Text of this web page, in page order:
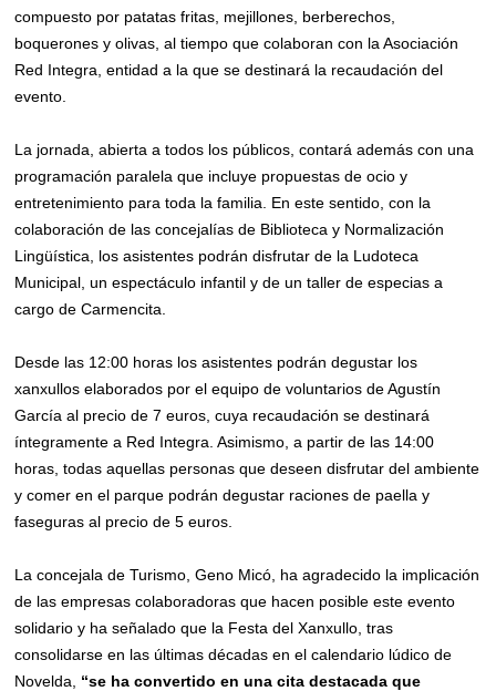
compuesto por patatas fritas, mejillones, berberechos,
boquerones y olivas, al tiempo que colaboran con la Asociación
Red Integra, entidad a la que se destinará la recaudación del
evento.
La jornada, abierta a todos los públicos, contará además con una
programación paralela que incluye propuestas de ocio y
entretenimiento para toda la familia. En este sentido, con la
colaboración de las concejalías de Biblioteca y Normalización
Lingüística, los asistentes podrán disfrutar de la Ludoteca
Municipal, un espectáculo infantil y de un taller de especias a
cargo de Carmencita.
Desde las 12:00 horas los asistentes podrán degustar los
xanxullos elaborados por el equipo de voluntarios de Agustín
García al precio de 7 euros, cuya recaudación se destinará
íntegramente a Red Integra. Asimismo, a partir de las 14:00
horas, todas aquellas personas que deseen disfrutar del ambiente
y comer en el parque podrán degustar raciones de paella y
faseguras al precio de 5 euros.
La concejala de Turismo, Geno Micó, ha agradecido la implicación
de las empresas colaboradoras que hacen posible este evento
solidario y ha señalado que la Festa del Xanxullo, tras
consolidarse en las últimas décadas en el calendario lúdico de
Novelda, “se ha convertido en una cita destacada que